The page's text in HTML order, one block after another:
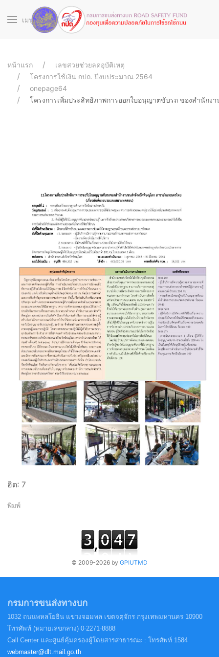
เมนู
หน้าแรก
เลขสวยช่วยลดอุบัติเหตุ
โครงการใช้เงิน กปถ. ปีงบประมาณ 2564
onepage64
โครงการเพิ่มประสิทธิภาพการออกใบอนุญาตขับรถ ของสำนักง
ฮิต: 7
พิมพ์
© 2009-2026 by GPIUTMD
กรมการขนส่งทางบก
1032 ถนนพหลโยธิน แขวงจอมพล เขตจตุจักร กรุงเทพมหานคร 10900
โทรศัพท์ (หมายเลขกลาง) 0-2271-8888
Call Center และศูนย์คุ้มครองผู้โดยสารสาธารณะ : โทรศัพท์ 1584
webmaster@dlt.mail.go.th